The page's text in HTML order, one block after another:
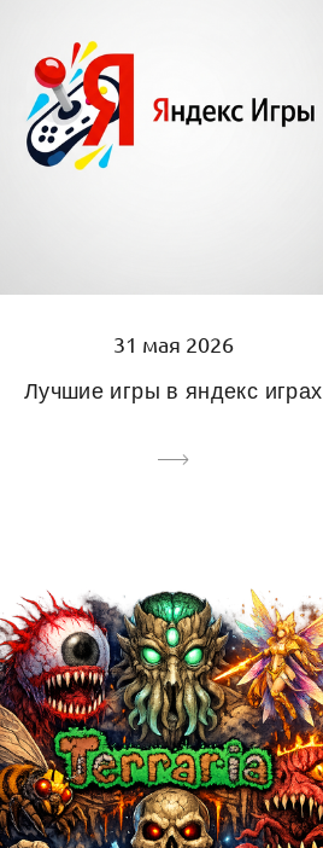
31 мая 2026
Лучшие игры в яндекс играх